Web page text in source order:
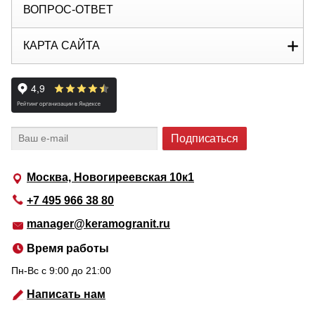
Москва, Новогиреевская 10к1
+7 495 966 38 80
manager@keramogranit.ru
Время работы
Пн-Вс c 9:00 до 21:00
Написать нам
ВОПРОС-ОТВЕТ
КАРТА САЙТА